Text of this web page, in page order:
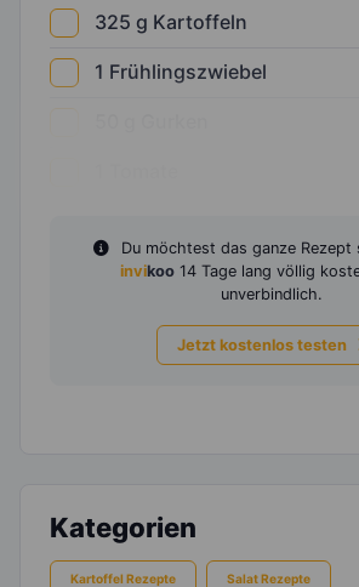
325 g Kartoffeln
1 Frühlingszwiebel
Du möchtest das ganze Rezept
invikoo 14 Tage lang völlig
unverbindlich.
Jetzt kostenlos testen
Kategorien
Kartoffel Rezepte Salat Rezepte